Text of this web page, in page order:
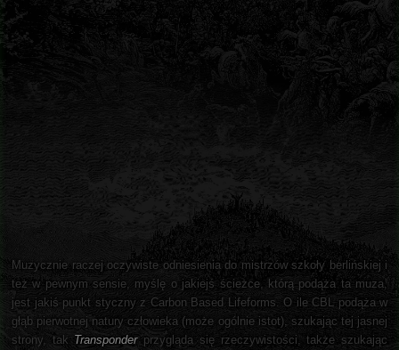
Muzycznie raczej oczywiste odniesienia do mistrzów szkoły berlińskiej i
też w pewnym sensie, myślę o jakiejś ścieżce, którą podąża ta muza,
jest jakiś punkt styczny z Carbon Based Lifeforms. O ile CBL podąża w
głąb pierwotnej natury człowieka (może ogólnie istot), szukając tej jasnej
strony, tak Transponderprzygląda się rzeczywistości, także szukając